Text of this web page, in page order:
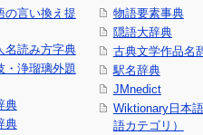
の言い換え提
名読み方字典
・浄瑠璃外題
典
典
物語要素事典
隠語大辞典
古典文学作品名
駅名辞典
JMnedict
Wiktionary日本
語カテゴリ）